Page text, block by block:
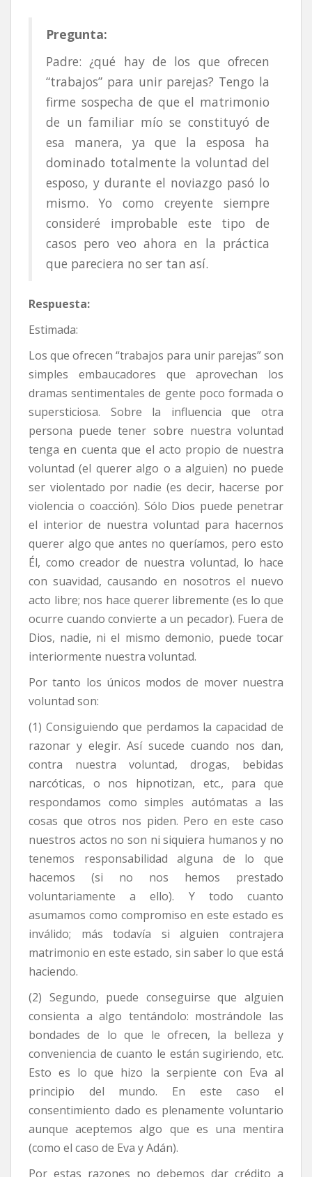
Pregunta:
Padre: ¿qué hay de los que ofrecen
“trabajos” para unir parejas? Tengo la
firme sospecha de que el matrimonio
de un familiar mío se constituyó de
esa manera, ya que la esposa ha
dominado totalmente la voluntad del
esposo, y durante el noviazgo pasó lo
mismo. Yo como creyente siempre
consideré improbable este tipo de
casos pero veo ahora en la práctica
que pareciera no ser tan así.
Respuesta:
Estimada:
Los que ofrecen “trabajos para unir parejas” son
simples embaucadores que aprovechan los
dramas sentimentales de gente poco formada o
supersticiosa. Sobre la influencia que otra
persona puede tener sobre nuestra voluntad
tenga en cuenta que el acto propio de nuestra
voluntad (el querer algo o a alguien) no puede
ser violentado por nadie (es decir, hacerse por
violencia o coacción). Sólo Dios puede penetrar
el interior de nuestra voluntad para hacernos
querer algo que antes no queríamos, pero esto
Él, como creador de nuestra voluntad, lo hace
con suavidad, causando en nosotros el nuevo
acto libre; nos hace querer libremente (es lo que
ocurre cuando convierte a un pecador). Fuera de
Dios, nadie, ni el mismo demonio, puede tocar
interiormente nuestra voluntad.
Por tanto los únicos modos de mover nuestra
voluntad son:
(1) Consiguiendo que perdamos la capacidad de
razonar y elegir. Así sucede cuando nos dan,
contra nuestra voluntad, drogas, bebidas
narcóticas, o nos hipnotizan, etc., para que
respondamos como simples autómatas a las
cosas que otros nos piden. Pero en este caso
nuestros actos no son ni siquiera humanos y no
tenemos responsabilidad alguna de lo que
hacemos (si no nos hemos prestado
voluntariamente a ello). Y todo cuanto
asumamos como compromiso en este estado es
inválido; más todavía si alguien contrajera
matrimonio en este estado, sin saber lo que está
haciendo.
(2) Segundo, puede conseguirse que alguien
consienta a algo tentándolo: mostrándole las
bondades de lo que le ofrecen, la belleza y
conveniencia de cuanto le están sugiriendo, etc.
Esto es lo que hizo la serpiente con Eva al
principio del mundo. En este caso el
consentimiento dado es plenamente voluntario
aunque aceptemos algo que es una mentira
(como el caso de Eva y Adán).
Por estas razones no debemos dar crédito a